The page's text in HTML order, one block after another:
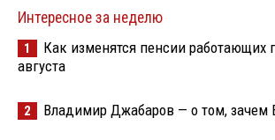
Интересное за неделю
1
Как изменятся пенсии работающих
августа
2 Владимир Джабаров — о том, зачем